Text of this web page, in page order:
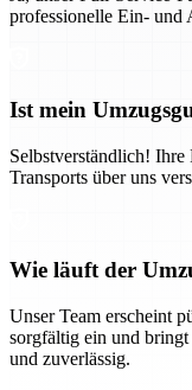
professionelle Ein- und
Ist mein
Selbstverständlich! Ihre
Transports über uns
Wie läuft der
Unser Team erscheint
sorgfältig ein und
und zuverlässig.